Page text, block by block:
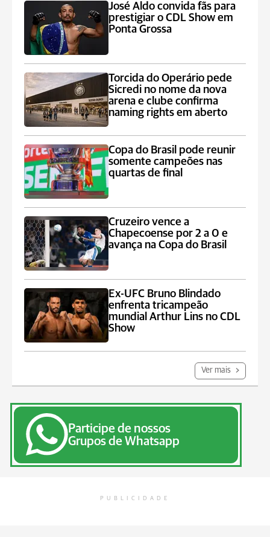
José Aldo convida fãs para
prestigiar o CDL Show em
Ponta Grossa
Torcida do Operário pede
Sicredi no nome da nova
arena e clube confirma
naming rights em aberto
Copa do Brasil pode reunir
somente campeões nas
quartas de final
Cruzeiro vence a
Chapecoense por 2 a 0 e
avança na Copa do Brasil
Ex-UFC Bruno Blindado
enfrenta tricampeão
mundial Arthur Lins no CDL
Show
Ver mais
Participe de nossos
Grupos de Whatsapp
PUBLICIDADE